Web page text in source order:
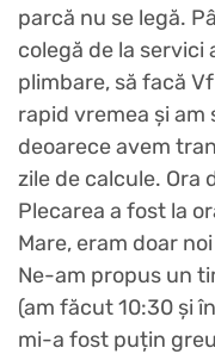
parcă nu se legă.
colegă de la servici
plimbare, să facă
rapid vremea și am
deoarece avem
zile de calcule. Ora
Plecarea a fost la
Mare, eram doar
Ne-am propus un
(am făcut 10:30 și
mi-a fost puțin